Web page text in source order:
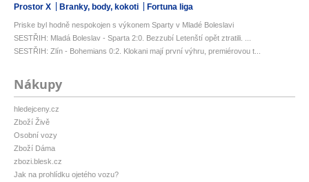
Prostor X Branky, body, kokoti Fortuna liga
Priske byl hodně nespokojen s výkonem Sparty v Mladé Boleslavi
SESTŘIH: Mladá Boleslav - Sparta 2:0. Bezzubí Letenští opět ztratili. ...
SESTŘIH: Zlín - Bohemians 0:2. Klokani mají první výhru, premiérovou t...
Nákupy
hledejceny.cz
Zboží Živě
Osobní vozy
Zboží Dáma
zbozi.blesk.cz
Jak na prohlídku ojetého vozu?